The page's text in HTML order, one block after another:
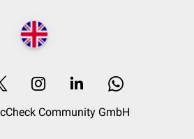
Community GmbH